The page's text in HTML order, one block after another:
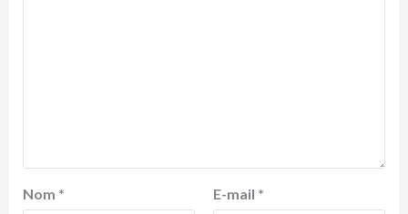
Nom * E-mail *